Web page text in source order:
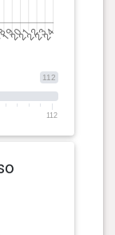
112
112